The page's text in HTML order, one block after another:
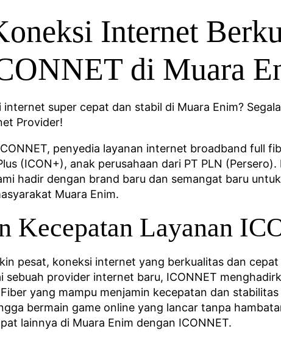
Internet
di Muara
super cepat dan stabil di Muara Enim?
Provider!
penyedia layanan internet broadband full
(ICON+), anak perusahaan dari PT PLN
hadir dengan brand baru dan semangat baru
Muara Enim.
Kecepatan Layanan
pesat, koneksi internet yang berkualitas dan
sebuah provider internet baru, ICONNET
yang mampu menjamin kecepatan dan
bermain game online yang lancar tanpa
lainnya di Muara Enim dengan ICONNET.